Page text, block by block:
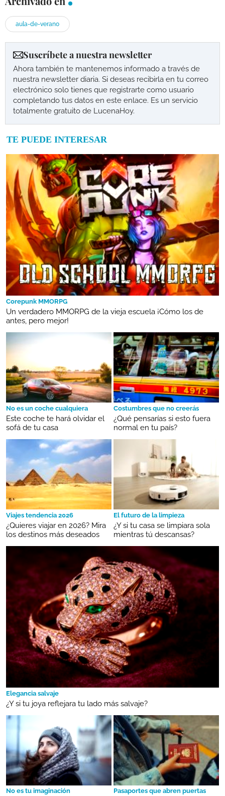
aula-de-verano
Suscríbete a nuestra newsletter
Ahora también te mantenemos informado a través de
nuestra newsletter diaria. Si deseas recibirla en tu correo
electrónico solo tienes que registrarte como usuario
completando tus datos en este enlace. Es un servicio
totalmente gratuito de LucenaHoy.
TE PUEDE INTERESAR
Corepunk MMORPG
Un verdadero MMORPG de la vieja escuela ¡Cómo los de
antes, pero mejor!
No es un coche cualquiera
Este coche te hará olvidar el
sofá de tu casa
Costumbres que no creerás
¿Qué pensarías si esto fuera
normal en tu país?
Viajes tendencia 2026
¿Quieres viajar en 2026? Mira
los destinos más deseados
El futuro de la limpieza
¿Y si tu casa se limpiara sola
mientras tú descansas?
Elegancia salvaje
¿Y si tu joya reflejara tu lado más salvaje?
No es tu imaginación Pasaportes que abren puertas